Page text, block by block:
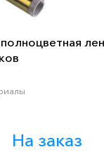
На заказ